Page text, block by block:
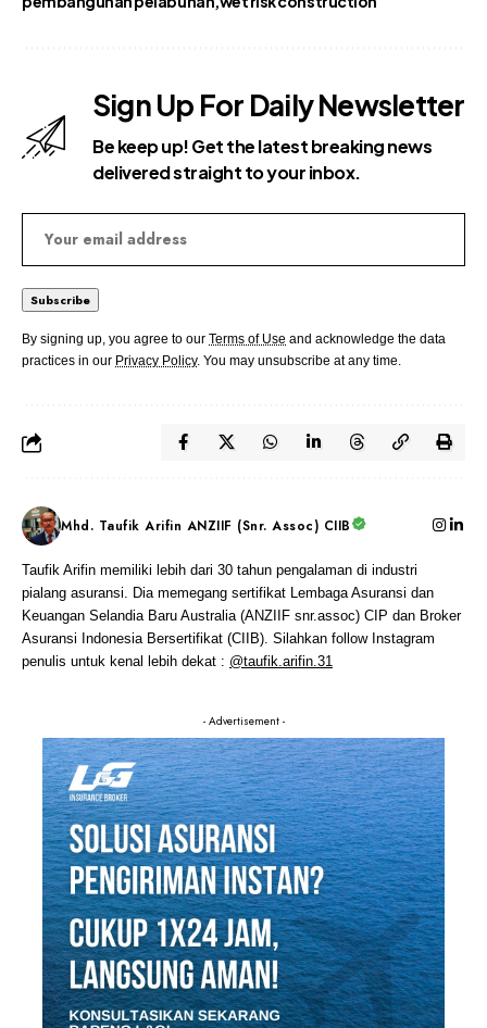
Sign Up For Daily Newsletter
Be keep up! Get the latest breaking news
delivered straight to your inbox.
By signing up, you agree to our Terms of Use and acknowledge the data
practices in our Privacy Policy. You may unsubscribe at any time.
Mhd. Taufik Arifin ANZIIF (Snr. Assoc) CIIB
Taufik Arifin memiliki lebih dari 30 tahun pengalaman di industri
pialang asuransi. Dia memegang sertifikat Lembaga Asuransi dan
Keuangan Selandia Baru Australia (ANZIIF snr.assoc) CIP dan Broker
Asuransi Indonesia Bersertifikat (CIIB). Silahkan follow Instagram
penulis untuk kenal lebih dekat : @taufik.arifin.31
- Advertisement -